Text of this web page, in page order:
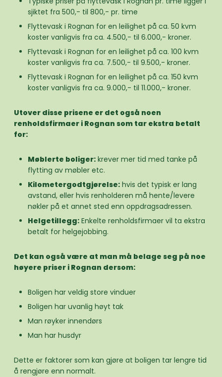
sjiktet fra 500,- til 800,- pr. time
Flyttevask i Rognan for en leilighet på ca. 50 kvm
koster vanligvis fra ca. 4.500,- til 6.000,- kroner.
Flyttevask i Rognan for en leilighet på ca. 100 kvm
koster vanligvis fra ca. 7.500,- til 9.500,- kroner.
Flyttevask i Rognan for en leilighet på ca. 150 kvm
koster vanligvis fra ca. 9.000,- til 11.000,- kroner.
Utover disse prisene er det også noen
renholdsfirmaer i Rognan som tar ekstra betalt
for:
Møblerte boliger: krever mer tid med tanke på
flytting av møbler etc.
Kilometergodtgjørelse: hvis det typisk er lang
avstand, eller hvis renholderen må hente/levere
nøkler på et annet sted enn oppdragsadressen.
Helgetillegg: Enkelte renholdsfirmaer vil ta ekstra
betalt for helgejobbing.
Det kan også være at man må belage seg på noe
høyere priser i Rognan dersom:
Boligen har veldig store vinduer
Boligen har uvanlig høyt tak
Man røyker innendørs
Man har husdyr
Dette er faktorer som kan gjøre at boligen tar lengre tid
å rengjøre enn normalt.